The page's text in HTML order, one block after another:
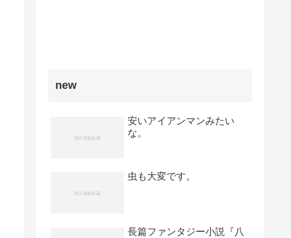
new
安いアイアンマンみたい
な。
虫も大変です。
長篇ファンタジー小説『八